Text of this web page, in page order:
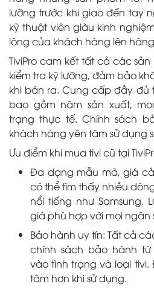
lưỡng trước khi giao đến tay
kỹ thuật viên giàu kinh
lòng của khách hàng lên
TiviPro cam kết tất cả các
kiểm tra kỹ lưỡng, đảm bảo
khi bán ra. Cung cấp đầy đủ
bao gồm năm sản xuất,
trạng thực tế. Chính sách
khách hàng yên tâm sử dụng
Ưu điểm khi mua tivi cũ tại
Đa dạng mẫu mã, giá cả
có thể tìm thấy nhiều
nổi tiếng như Samsung,
giá phù hợp với mọi ngân
Bảo hành uy tín: Tất cả
chính sách bảo hành
vào tình trạng và loại
tâm hơn khi sử dụng.